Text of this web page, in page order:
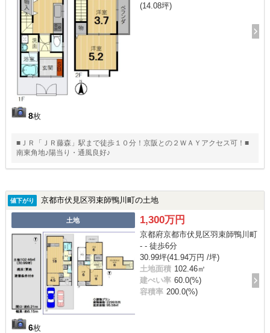
8枚
(14.08坪)
■ＪＲ「ＪＲ藤森」駅まで徒歩１０分！京阪との２ＷＡＹアクセス可！■
南東角地♪陽当り・通風良好♪
値下がり 京都市伏見区羽束師鴨川町の土地
土地
6枚
1,300万円
京都府京都市伏見区羽束師鴨川町
- - 徒歩6分
30.99坪(41.94万円 /坪)
土地面積 102.46㎡
建ぺい率 60.0(%)
容積率 200.0(%)